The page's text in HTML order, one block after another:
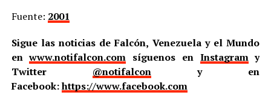
Fuente: 2001
Sigue las noticias de Falcón, Venezuela y el Mundo
enwww.notifalcon.com síguenos en Instagramy
Twitter @notifalcony en
Facebook:https://www.facebook.com